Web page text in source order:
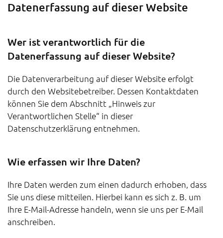
Datenerfassung auf dieser Website
Wer ist verantwortlich für die
Datenerfassung auf dieser Website?
Die Datenverarbeitung auf dieser Website erfolgt
durch den Websitebetreiber. Dessen Kontaktdaten
können Sie dem Abschnitt „Hinweis zur
Verantwortlichen Stelle“ in dieser
Datenschutzerklärung entnehmen.
Wie erfassen wir Ihre Daten?
Ihre Daten werden zum einen dadurch erhoben, dass
Sie uns diese mitteilen. Hierbei kann es sich z. B. um
Ihre E-Mail-Adresse handeln, wenn sie uns per E-Mail
anschreiben.